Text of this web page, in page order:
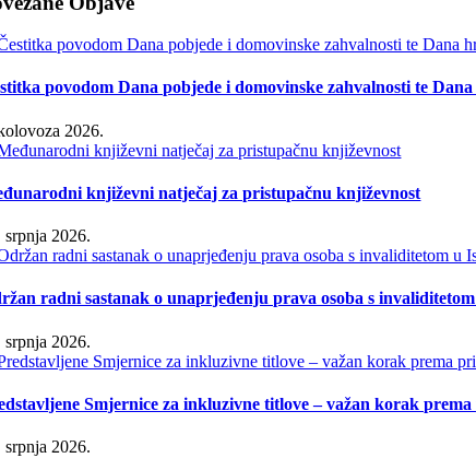
povodom Dana pobjede i domovinske zahvalnosti te
2026.
književni natječaj za pristupačnu književnost
srpnja 2026.
radni sastanak o unaprjeđenju prava osoba s
srpnja 2026.
Smjernice za inkluzivne titlove – važan korak
srpnja 2026.